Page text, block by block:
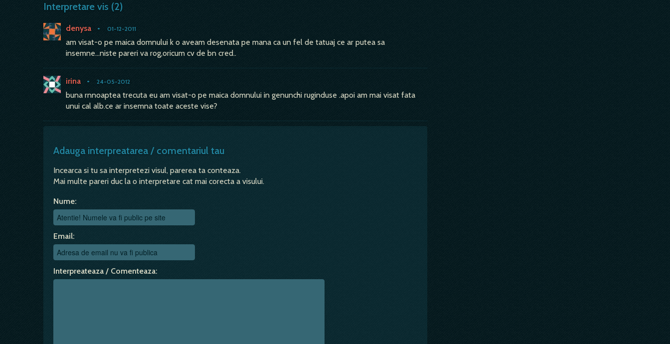
Interpretare vis (2)
denysa • 01-12-2011
am visat-o pe maica domnului k o aveam desenata pe mana ca un fel de tatuaj ce ar putea sa
insemne...niste pareri va rog,oricum cv de bn cred..
irina • 24-05-2012
buna rnnoaptea trecuta eu am visat-o pe maica domnului in genunchi ruginduse .apoi am mai visat fata
unui cal alb.ce ar insemna toate aceste vise?
Adauga interpreatarea / comentariul tau
Incearca si tu sa interpretezi visul, parerea ta conteaza.
Mai multe pareri duc la o interpretare cat mai corecta a visului.
Nume:
Email:
Interpreateaza / Comenteaza: